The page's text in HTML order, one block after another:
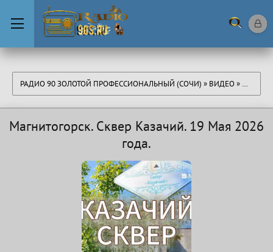
РАДИО 90 ЗОЛОТОЙ ПРОФЕССИОНАЛЬНЫЙ (СОЧИ) » ВИДЕО» МАГНИТОГОРСК. СКВЕР КАЗАЧИЙ. 19 МАЯ 2026 ГОДА.
Магнитогорск. Сквер Казачий. 19 Мая 2026
года.